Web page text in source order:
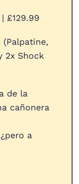
£129.99
2x Shock
de la
cañonera
a